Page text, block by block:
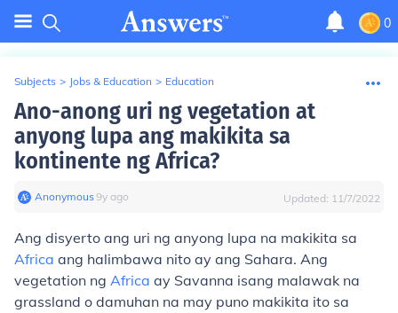
0
Subjects > Jobs & Education > Education
Ano-anong uri ng vegetation at
anyong lupa ang makikita sa
kontinente ng Africa?
Anonymous∙9y ago Updated: 11/7/2022
Ang disyerto ang uri ng anyong lupa na makikita sa
Africa ang halimbawa nito ay ang Sahara. Ang
vegetation ng Africa ay Savanna isang malawak na
grassland o damuhan na may puno makikita ito sa